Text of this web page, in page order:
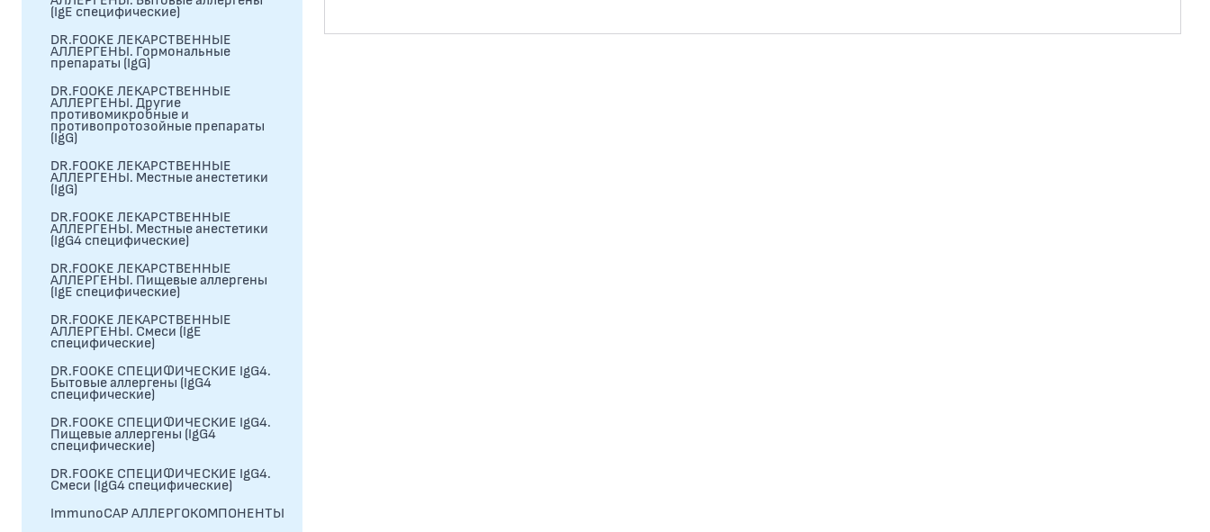
(IgE специфические)
DR.FOOKE ЛЕКАРСТВЕННЫЕ
АЛЛЕРГЕНЫ. Гормональные
препараты (IgG)
DR.FOOKE ЛЕКАРСТВЕННЫЕ
АЛЛЕРГЕНЫ. Другие
противомикробные и
противопротозойные препараты
(IgG)
DR.FOOKE ЛЕКАРСТВЕННЫЕ
АЛЛЕРГЕНЫ. Местные анестетики
(IgG)
DR.FOOKE ЛЕКАРСТВЕННЫЕ
АЛЛЕРГЕНЫ. Местные анестетики
(IgG4 специфические)
DR.FOOKE ЛЕКАРСТВЕННЫЕ
АЛЛЕРГЕНЫ. Пищевые аллергены
(IgE специфические)
DR.FOOKE ЛЕКАРСТВЕННЫЕ
АЛЛЕРГЕНЫ. Смеси (IgE
специфические)
DR.FOOKE СПЕЦИФИЧЕСКИЕ IgG4.
Бытовые аллергены (IgG4
специфические)
DR.FOOKE СПЕЦИФИЧЕСКИЕ IgG4.
Пищевые аллергены (IgG4
специфические)
DR.FOOKE СПЕЦИФИЧЕСКИЕ IgG4.
Смеси (IgG4 специфические)
ImmunoCAP АЛЛЕРГОКОМПОНЕНТЫ